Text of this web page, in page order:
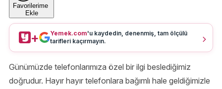
Favorilerime
Ekle
+ Yemek.com'u kaydedin, denenmiş, tam ölçülü
tarifleri kaçırmayın.
Günümüzde telefonlarımıza özel bir ilgi beslediğimiz
doğrudur. Hayır hayır telefonlara bağımlı hale geldiğimizle